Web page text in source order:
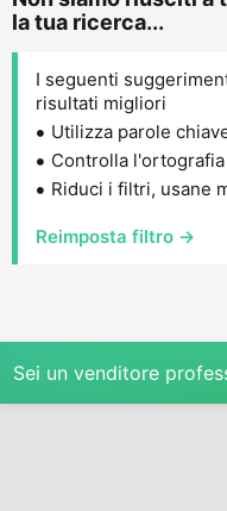
la tua ricerca...
I seguenti
risultati migliori
Utilizza parole
Controlla
Riduci i filtri, usane
Reimposta filtro →
Sei un venditore